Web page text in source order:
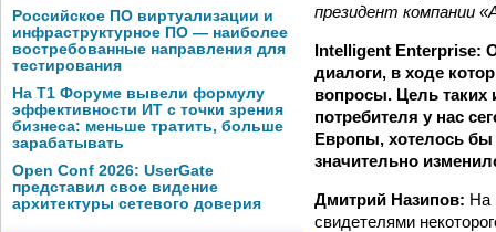
Российское ПО виртуализации и
инфраструктурное ПО — наиболее
востребованные направления для
тестирования
На Т1 Форуме вывели формулу
эффективности ИТ с точки зрения
бизнеса: меньше тратить, больше
зарабатывать
Open Conf 2026: UserGate
представил свое видение
архитектуры сетевого доверия
президент компании
Intelligent Enterprise:
диалоги, в ходе
вопросы. Цель таких
потребителя у нас
Европы, хотелось бы
значительно
Дмитрий Назипов: На
свидетелями